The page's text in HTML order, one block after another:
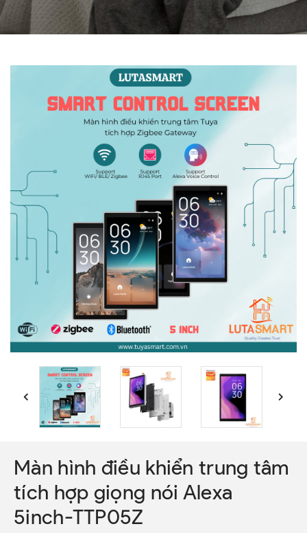
Màn hình điều khiển trung tâm
tích hợp giọng nói Alexa
5inch-TTP05Z